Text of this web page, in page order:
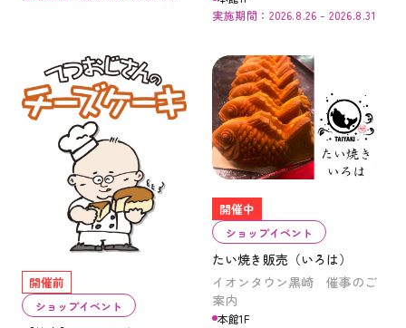
実施期間：2026.8.26 - 2026.8.31
開催前
ショップイベント
開催中
ショップイベント
たい焼き販売（いろは）
イオンタウン黒崎 催事のご
案内
本館1F